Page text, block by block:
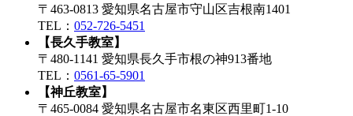
〒463-0813 愛知県名古屋市守山区吉根南1401
TEL： 052-726-5451
【長久手教室】
〒480-1141 愛知県長久手市根の神913番地
TEL： 0561-65-5901
【神丘教室】
〒465-0084 愛知県名古屋市名東区西里町1-10